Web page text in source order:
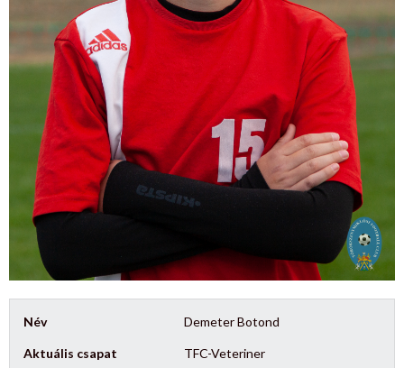
Név Demeter Botond
Aktuális csapat TFC-Veteriner